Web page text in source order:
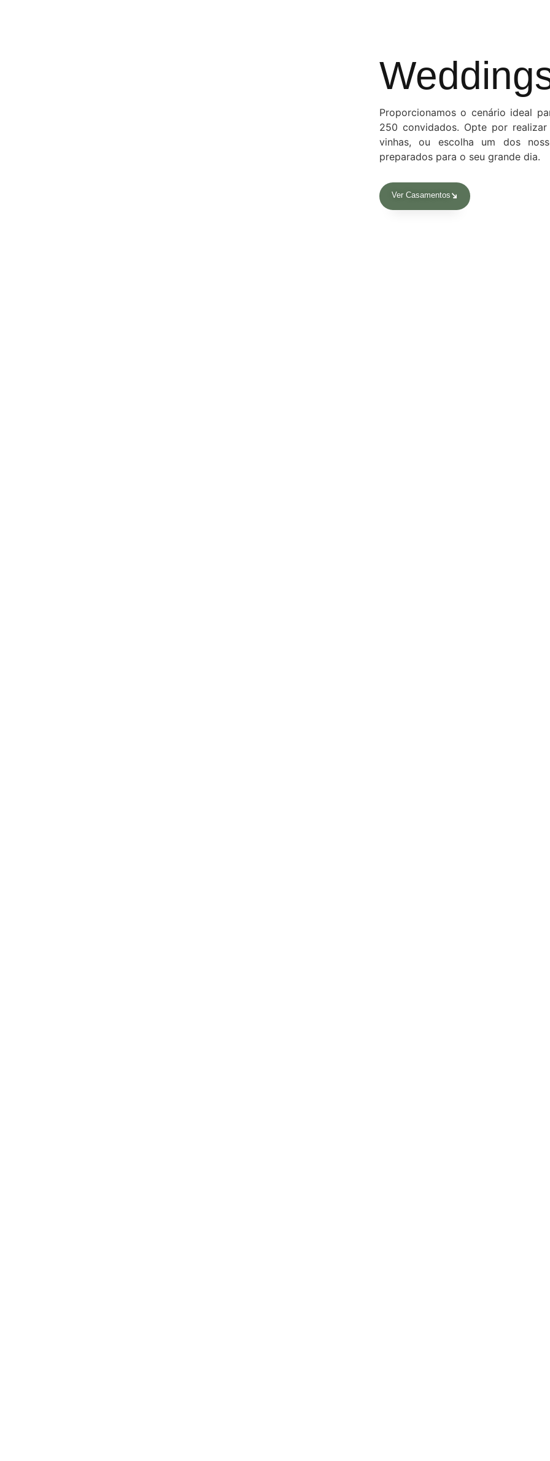
Proporcionamos o cenário ideal
250 convidados. Opte por
vinhas, ou escolha um dos
preparados para o seu grande dia.
Ver Casamentos